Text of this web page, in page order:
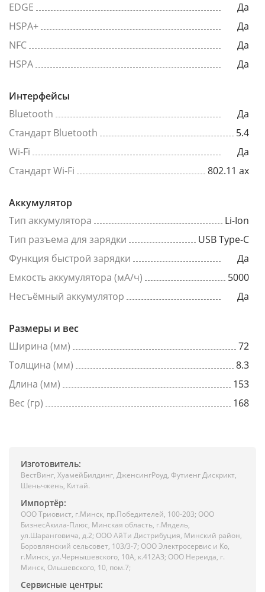
EDGE
Да
HSPA+
Да
NFC
Да
HSPA
Да
Интерфейсы
Bluetooth
Да
Стандарт Bluetooth
5.4
Wi-Fi
Да
Стандарт Wi-Fi
802.11 ax
Аккумулятор
Тип аккумулятора
Li-Ion
Тип разъема для зарядки
USB Type-C
Функция быстрой зарядки
Да
Емкость аккумулятора (мА/ч)
5000
Несъёмный аккумулятор
Да
Размеры и вес
Ширина (мм)
72
Толщина (мм)
8.3
Длина (мм)
153
Вес (гр)
168
Изготовитель:
ВестВинг, ХуамейБилдинг, ДженсингРоуд, Футиенг Дискрикт,
Шеньчжень, Китай.
Импортёр:
ООО Триовист, г.Минск, пр.Победителей, 100-203; ООО
БизнесАкила-Плюс, Минская область, г.Мядель,
ул.Шаранговича, д.2; ООО АйТи Дистрибуция, Минский район,
Боровлянский сельсовет, 103/3-7; ООО Электросервис и Ко,
г.Минск, ул.Чернышевского, 10А, к.412АЗ; ООО Нереида, г.
Минск, Ольшевского, 10, пом.7;
Сервисные центры: